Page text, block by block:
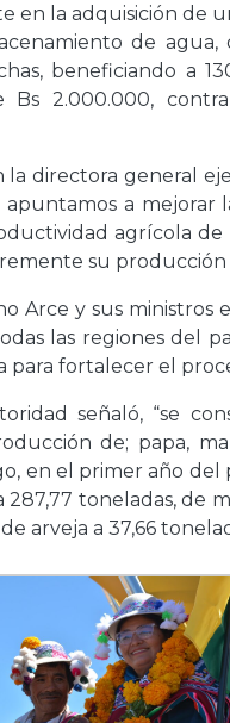
en la adquisición de
de
beneficiando a
2.000.000,
directora general
a mejorar
agrícola
su producción
Arce y sus ministros
las regiones del
para fortalecer el
señaló, “se
de; papa,
en el primer año
287,77 toneladas, de
arveja a 37,66